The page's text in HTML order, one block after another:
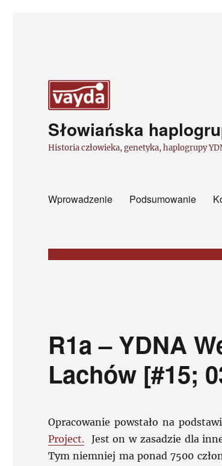
Słowiańska
Historia człowieka, genetyka, haplogrupy
Wprowadzenie Podsumowanie
R1a – YDNA
Lachów [#15;
Opracowanie powstało na
Project. Jest on w zasadzie dla
Tym niemniej ma ponad 7500